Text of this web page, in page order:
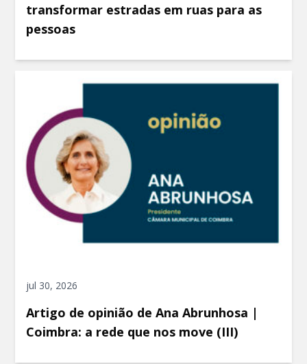
transformar estradas em ruas para as
pessoas
jul 30, 2026
Artigo de opinião de Ana Abrunhosa |
Coimbra: a rede que nos move (III)